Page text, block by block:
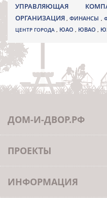
УПРАВЛЯЮЩАЯ
ОРГАНИЗАЦИЯ,ФИНАНСЫ ,
ЦЕНТР ГОРОДА , ЮАО , ЮВАО ,
ДОМ-И-ДВОР.РФ
ПРОЕКТЫ
ИНФОРМАЦИЯ